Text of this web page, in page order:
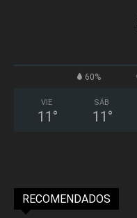
60%
VIE
11 °
SÁB
11 °
RECOMENDADOS